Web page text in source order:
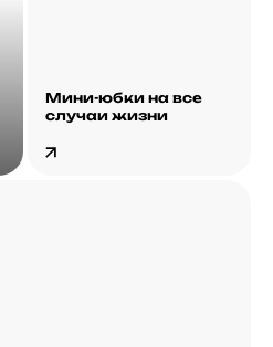
Мини-юбки на все
случаи жизни